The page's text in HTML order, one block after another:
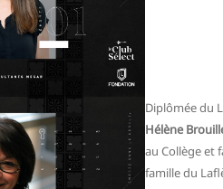
Diplômée du
Hélène
au Collège et
famille du